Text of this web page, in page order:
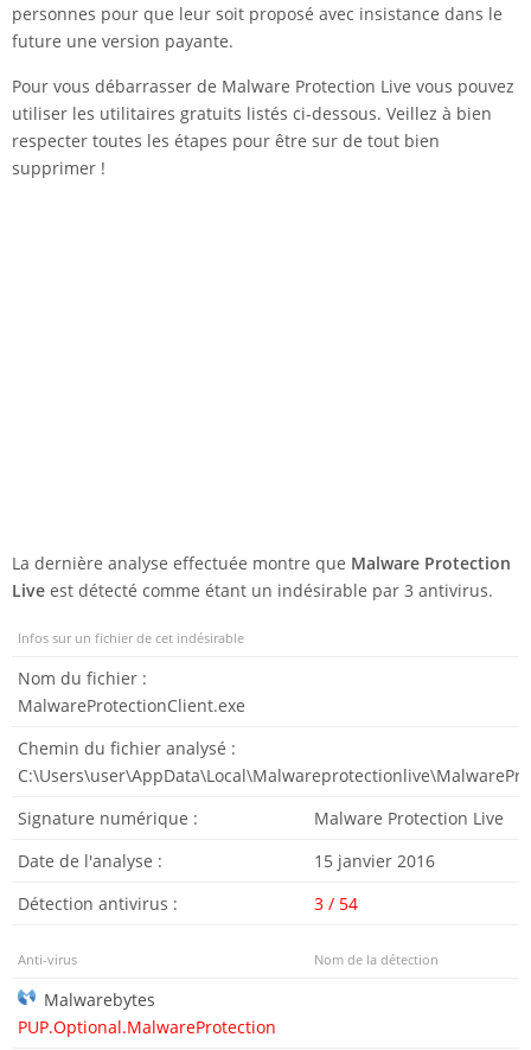
personnes pour que leur soit proposé avec insistance dans le
future une version payante.
Pour vous débarrasser de Malware Protection Live vous pouvez
utiliser les utilitaires gratuits listés ci-dessous. Veillez à bien
respecter toutes les étapes pour être sur de tout bien
supprimer !
La dernière analyse effectuée montre que Malware Protection
Live est détecté comme étant un indésirable par 3 antivirus.
Infos sur un fichier de cet indésirable
Nom du fichier :
MalwareProtectionClient.exe
Chemin du fichier analysé :
Signature numérique :
Malware Protection Live
Date de l'analyse :
15 janvier 2016
Détection antivirus :
3 / 54
Anti-virus Nom de la détection
Malwarebytes
PUP.Optional.MalwareProtection